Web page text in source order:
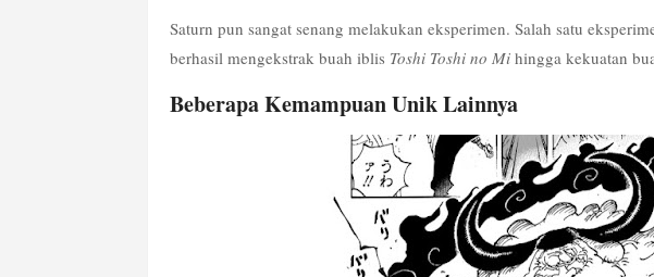
Saturn pun sangat senang melakukan eksperimen. Salah satu
berhasil mengekstrak buah iblis Toshi Toshi no Mi hingga kekuatan
Beberapa Kemampuan Unik Lainnya